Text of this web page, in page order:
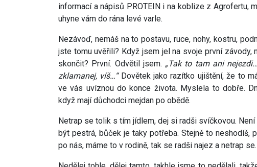
informací a nápisů PROTEIN i na koblize z Agrofertu,
uhyne vám do rána levé varle.
Nezávoď, nemáš na to postavu, ruce, nohy, kostru,
jste tomu uvěřili? Když jsem jel na svoje první závody,
skončit? První. Odvětil jsem. „Tak to tam ani
zklamanej, víš…“Dovětek jako razítko ujištění, že to
ve vás uvíznou do konce života. Myslela to dobře.
když mají důchodci mejdan po obědě.
Netrap se tolik s tím jídlem, dej si radši svíčkovou.
být pestrá, bůček je taky potřeba. Stejně to neshodíš,
po nás, máme to v rodině, tak se radši najez a netrap